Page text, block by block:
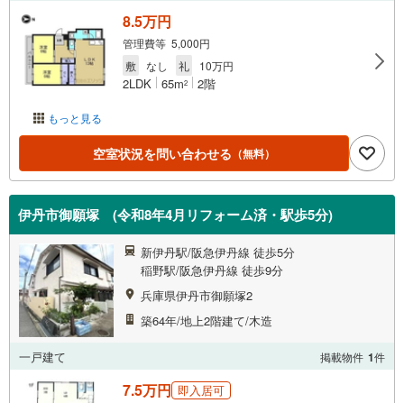
もっと見る
8.5万円
管理費等 5,000円
敷
なし 礼 10万円
2LDK 65m2 2階
空室状況を問い合わせる （無料）
伊丹市御願塚 (令和8年4月リフォーム済・駅歩5分)
新伊丹駅/阪急伊丹線 徒歩5分
稲野駅/阪急伊丹線 徒歩9分
兵庫県伊丹市御願塚2
築64年/地上2階建て/木造
一戸建て 掲載物件 1件
7.5万円 即入居可